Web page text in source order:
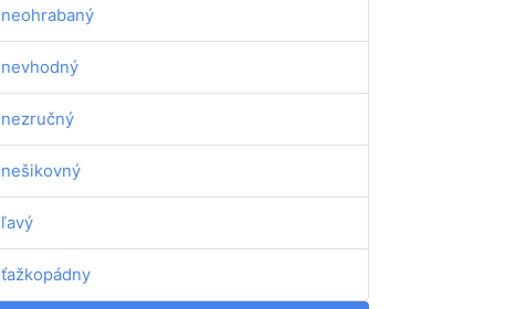
neohrabaný
nevhodný
nezručný
nešikovný
ľavý
ťažkopádny